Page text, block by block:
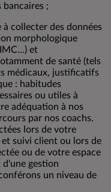
bancaires ;
collecter des données
morphologique
et
de santé (tels
médicaux, justificatifs
: habitudes
ou utiles à
adéquation à nos
par nos coachs.
lors de votre
suivi client ou lors de
ou de votre espace
gestion
un niveau de